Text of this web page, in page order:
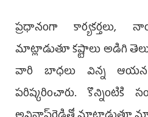
ప్రధానంగా కార్యకర్తలు,
మాట్లాడుతూ కష్టాలు అడిగి
వారి బాధలు విన్న
పరిష్కరించారు.